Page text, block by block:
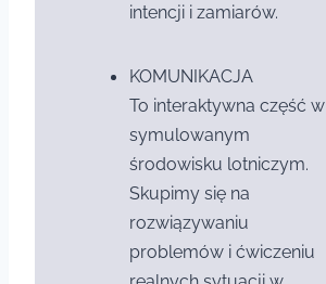
intencji i zamiarów.
KOMUNIKACJA
To interaktywna część w
symulowanym
środowisku lotniczym.
Skupimy się na
rozwiązywaniu
problemów i ćwiczeniu